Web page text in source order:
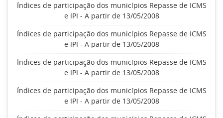
Índices de participação dos municípios Repasse de ICMS
e IPI - A partir de 13/05/2008
Índices de participação dos municípios Repasse de ICMS
e IPI - A partir de 13/05/2008
Índices de participação dos municípios Repasse de ICMS
e IPI - A partir de 13/05/2008
Índices de participação dos municípios Repasse de ICMS
e IPI - A partir de 13/05/2008